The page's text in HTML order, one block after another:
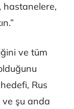
hastanelere,
ve tüm
Rus
şu anda